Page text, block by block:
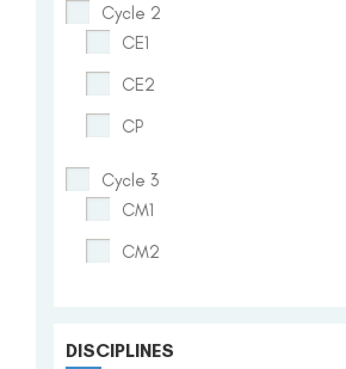
Cycle 2
CE1
CE2
CP
Cycle 3
CM1
CM2
DISCIPLINES